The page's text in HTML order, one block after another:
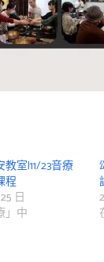
室|11/23音療
程
日
」中